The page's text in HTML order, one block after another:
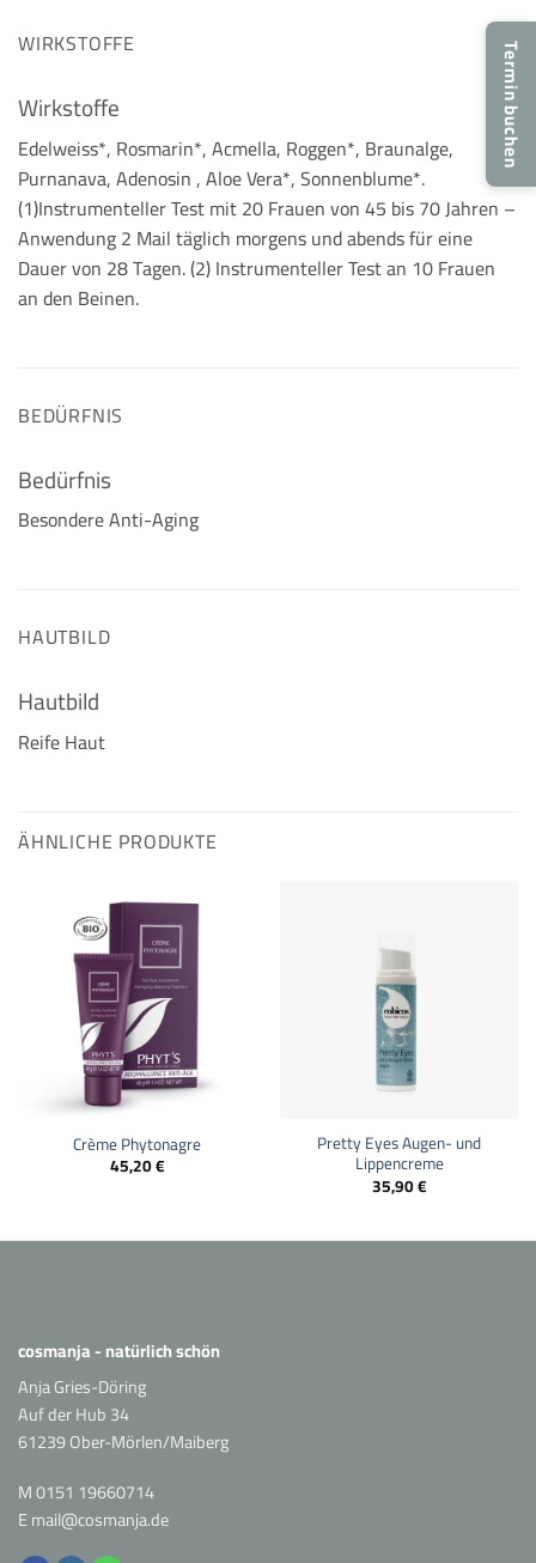
Termin buchen
WIRKSTOFFE
Wirkstoffe
Edelweiss*, Rosmarin*, Acmella, Roggen*, Braunalge,
Purnanava, Adenosin , Aloe Vera*, Sonnenblume*.
(1)Instrumenteller Test mit 20 Frauen von 45 bis 70 Jahren –
Anwendung 2 Mail täglich morgens und abends für eine
Dauer von 28 Tagen. (2) Instrumenteller Test an 10 Frauen
an den Beinen.
BEDÜRFNIS
Bedürfnis
Besondere Anti-Aging
HAUTBILD
Hautbild
Reife Haut
ÄHNLICHE PRODUKTE
Crème Phytonagre
45,20€
Pretty Eyes Augen- und
Lippencreme
35,90€
cosmanja - natürlich schön
Anja Gries-Döring
Auf der Hub 34
61239 Ober-Mörlen/Maiberg
M0151 19660714
Email@cosmanja.de